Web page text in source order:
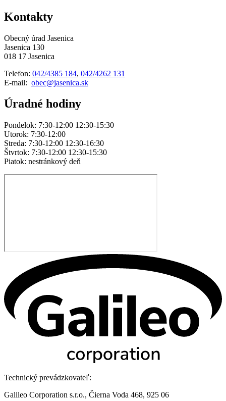
Kontakty
Obecný úrad Jasenica
Jasenica 130
018 17 Jasenica
Telefon: 042/4385 184, 042/4262 131
E-mail: obec@jasenica.sk
Úradné hodiny
Pondelok: 7:30-12:00 12:30-15:30
Utorok: 7:30-12:00
Streda: 7:30-12:00 12:30-16:30
Štvrtok: 7:30-12:00 12:30-15:30
Piatok: nestránkový deň
Technický prevádzkovateľ:
Galileo Corporation s.r.o., Čierna Voda 468, 925 06